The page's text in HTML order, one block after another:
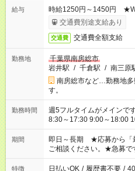
給与
時給1250円～1450円
交通費別途支給あり
交通費 交通費全額支給
勤務地
千葉県南房総市
岩井駅 / 千倉駅 / 南三原
南房総市など…勤務地多
す。
勤務時間
週5フルタイムがメインです！ ＜勤務時間の例＞ 8:00～
8:30～17:30 9:00～18:00
その他にも勤務時間多数
ご希望を教えてください！
期間
即日～長期 ★応募から「
ご相談ください。★急募で
特徴 日払いOK / 履歴書不要 /